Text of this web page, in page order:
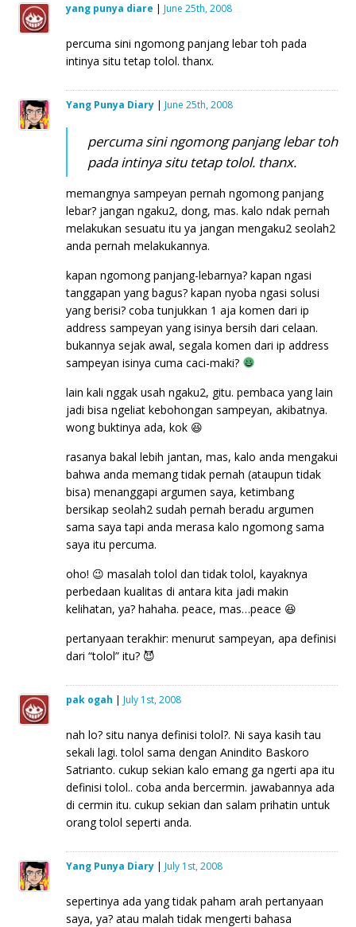
yang punya diare | June 25th, 2008
percuma sini ngomong panjang lebar toh pada
intinya situ tetap tolol. thanx.
Yang Punya Diary| June 25th, 2008
percuma sini ngomong panjang lebar toh
pada intinya situ tetap tolol. thanx.
memangnya sampeyan pernah ngomong panjang
lebar? jangan ngaku2, dong, mas. kalo ndak pernah
melakukan sesuatu itu ya jangan mengaku2 seolah2
anda pernah melakukannya.
kapan ngomong panjang-lebarnya? kapan ngasi
tanggapan yang bagus? kapan nyoba ngasi solusi
yang berisi? coba tunjukkan 1 aja komen dari ip
address sampeyan yang isinya bersih dari celaan.
bukannya sejak awal, segala komen dari ip address
sampeyan isinya cuma caci-maki?
lain kali nggak usah ngaku2, gitu. pembaca yang lain
jadi bisa ngeliat kebohongan sampeyan, akibatnya.
wong buktinya ada, kok 😆
rasanya bakal lebih jantan, mas, kalo anda mengakui
bahwa anda memang tidak pernah (ataupun tidak
bisa) menanggapi argumen saya, ketimbang
bersikap seolah2 sudah pernah beradu argumen
sama saya tapi anda merasa kalo ngomong sama
saya itu percuma.
oho! 😉 masalah tolol dan tidak tolol, kayaknya
perbedaan kualitas di antara kita jadi makin
kelihatan, ya? hahaha. peace, mas…peace 😆
pertanyaan terakhir: menurut sampeyan, apa definisi
dari “tolol” itu? 😈
pak ogah | July 1st, 2008
nah lo? situ nanya definisi tolol?. Ni saya kasih tau
sekali lagi. tolol sama dengan Anindito Baskoro
Satrianto. cukup sekian kalo emang ga ngerti apa itu
definisi tolol.. coba anda bercermin. jawabannya ada
di cermin itu. cukup sekian dan salam prihatin untuk
orang tolol seperti anda.
Yang Punya Diary| July 1st, 2008
sepertinya ada yang tidak paham arah pertanyaan
saya, ya? atau malah tidak mengerti bahasa